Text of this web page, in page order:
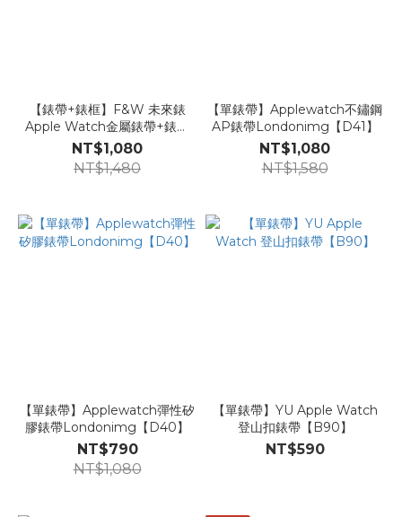
【錶帶+錶框】F&W 未來錶
Apple Watch金屬錶帶+錶框
組合【ZZ35】
NT$1,080
NT$1,480
【單錶帶】Applewatch不鏽鋼
AP錶帶Londonimg【D41】
NT$1,080
NT$1,580
【單錶帶】Applewatch彈性矽
膠錶帶Londonimg【D40】
NT$790
NT$1,080
【單錶帶】YU Apple Watch
登山扣錶帶【B90】
NT$590